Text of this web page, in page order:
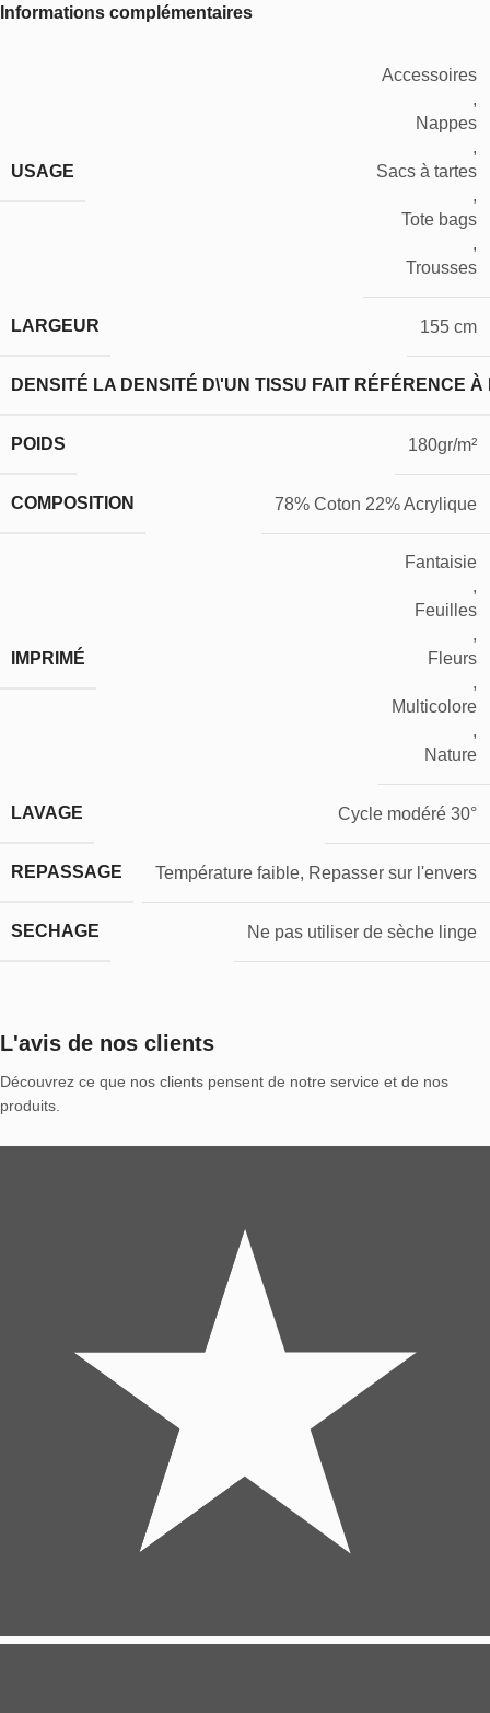
Informations complémentaires
USAGE
Accessoires
,
Nappes
,
Sacs à tartes
,
Tote bags
,
Trousses
LARGEUR 155 cm
DENSITÉ LA DENSITÉ D\'UN TISSU FAIT RÉFÉRENCE
POIDS 180gr/m²
COMPOSITION 78% Coton 22% Acrylique
IMPRIMÉ
Fantaisie
,
Feuilles
,
Fleurs
,
Multicolore
,
Nature
LAVAGE Cycle modéré 30°
REPASSAGE Température faible, Repasser sur l'envers
SECHAGE Ne pas utiliser de sèche linge
L'avis de nos clients
Découvrez ce que nos clients pensent de notre service et de nos
produits.